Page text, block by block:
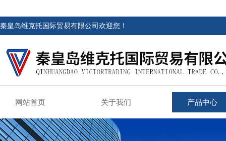
秦皇岛维克托国际贸易有限公司欢迎您！
网站首页 关于我们 产品中心